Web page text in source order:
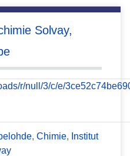
Solvay,
, Chimie, Institut